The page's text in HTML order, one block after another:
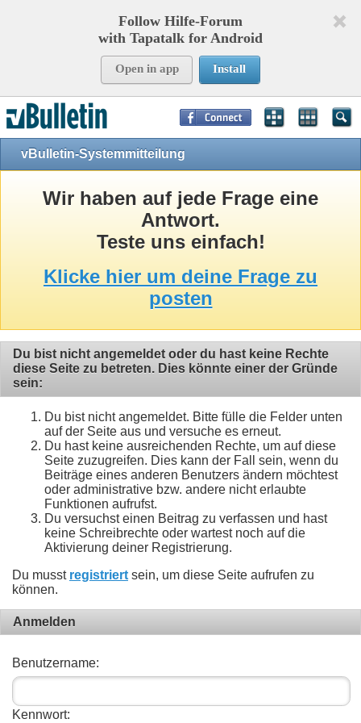
Follow Hilfe-Forum
with Tapatalk for Android
Open in app Install
vBulletin-Systemmitteilung
Wir haben auf jede Frage eine
Antwort.
Teste uns einfach!
Klicke hier um deine Frage zu
posten
Du bist nicht angemeldet oder du hast keine Rechte
diese Seite zu betreten. Dies könnte einer der Gründe
sein:
Du bist nicht angemeldet. Bitte fülle die Felder unten
auf der Seite aus und versuche es erneut.
Du hast keine ausreichenden Rechte, um auf diese
Seite zuzugreifen. Dies kann der Fall sein, wenn du
Beiträge eines anderen Benutzers ändern möchtest
oder administrative bzw. andere nicht erlaubte
Funktionen aufrufst.
Du versuchst einen Beitrag zu verfassen und hast
keine Schreibrechte oder wartest noch auf die
Aktivierung deiner Registrierung.
Du musst registriert sein, um diese Seite aufrufen zu
können.
Anmelden
Benutzername:
Kennwort:
Page Time:0,09087
Templates:24